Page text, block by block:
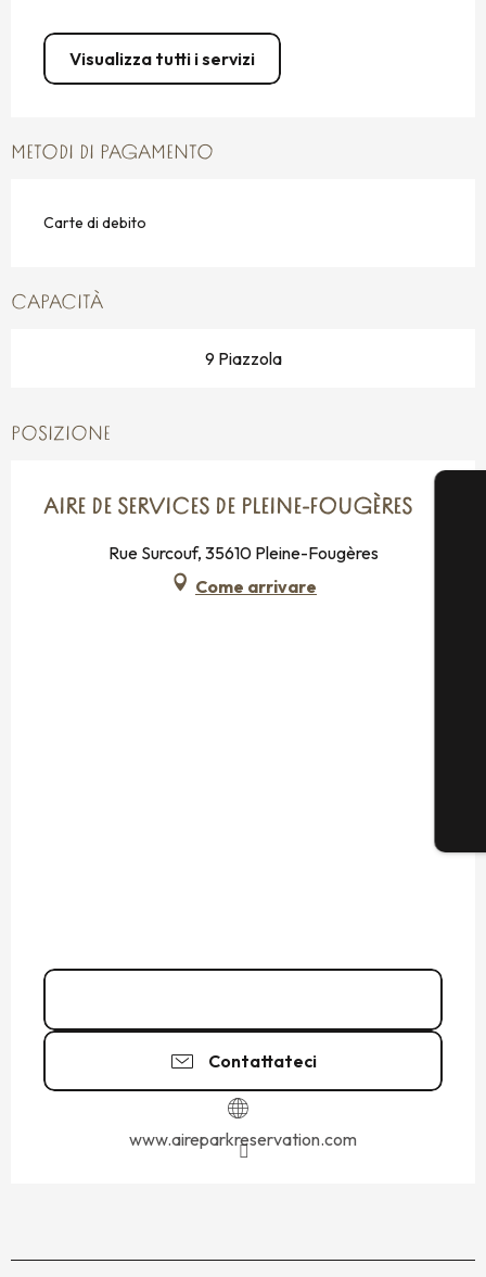
Visualizza tutti i servizi
METODI DI PAGAMENTO
Carte di debito
CAPACITÀ
9 Piazzola
POSIZIONE
AIRE DE SERVICES DE PLEINE-FOUGÈRES
Rue Surcouf, 35610 Pleine-Fougères
Come arrivare
Contattateci
www.aireparkreservation.com